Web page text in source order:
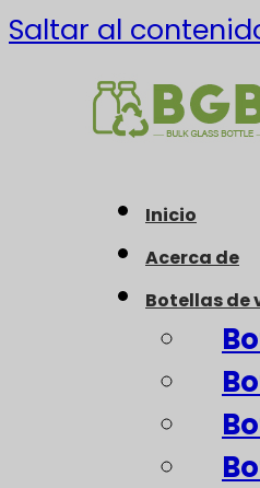
Saltar al
Inicio
Acerca de
Botellas de